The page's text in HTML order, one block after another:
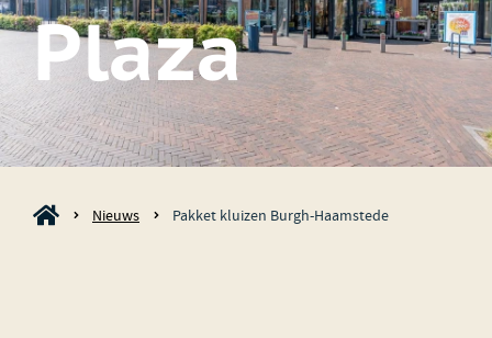
Plaza
Nieuws Pakket kluizen Burgh-Haamstede